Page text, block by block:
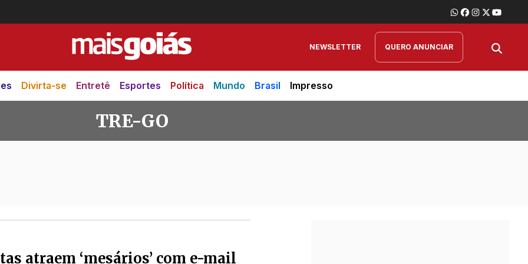
NEWSLETTER QUERO ANUNCIAR
Divirta-se Entretê Esportes Política Mundo Brasil Impresso
TRE-GO
atraem ‘mesários’ com e-mail